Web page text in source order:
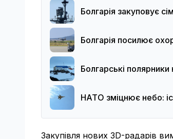
Болгарія закуповує
Болгарія посилює
Болгарські
НАТО зміцнює небо:
Закупівля нових 3D-радарів